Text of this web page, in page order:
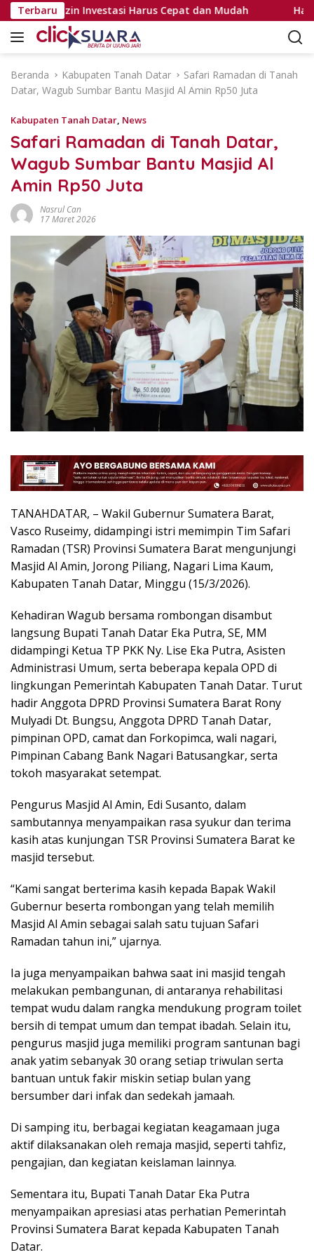
a
Terbaru
Izin Investasi Harus Cepat dan Mudah Hanya
Beranda Kabupaten Tanah Datar
Safari Ramadan di Tanah
Datar, Wagub Sumbar Bantu Masjid Al Amin Rp50 Juta
Kabupaten Tanah Datar, News
Safari Ramadan di Tanah Datar,
Wagub Sumbar Bantu Masjid Al
Amin Rp50 Juta
Nasrul Can
17 Maret 2026
TANAHDATAR, – Wakil Gubernur Sumatera Barat,
Vasco Ruseimy, didampingi istri memimpin Tim Safari
Ramadan (TSR) Provinsi Sumatera Barat mengunjungi
Masjid Al Amin, Jorong Piliang, Nagari Lima Kaum,
Kabupaten Tanah Datar, Minggu (15/3/2026).
Kehadiran Wagub bersama rombongan disambut
langsung Bupati Tanah Datar Eka Putra, SE, MM
didampingi Ketua TP PKK Ny. Lise Eka Putra, Asisten
Administrasi Umum, serta beberapa kepala OPD di
lingkungan Pemerintah Kabupaten Tanah Datar. Turut
hadir Anggota DPRD Provinsi Sumatera Barat Rony
Mulyadi Dt. Bungsu, Anggota DPRD Tanah Datar,
pimpinan OPD, camat dan Forkopimca, wali nagari,
Pimpinan Cabang Bank Nagari Batusangkar, serta
tokoh masyarakat setempat.
Pengurus Masjid Al Amin, Edi Susanto, dalam
sambutannya menyampaikan rasa syukur dan terima
kasih atas kunjungan TSR Provinsi Sumatera Barat ke
masjid tersebut.
“Kami sangat berterima kasih kepada Bapak Wakil
Gubernur beserta rombongan yang telah memilih
Masjid Al Amin sebagai salah satu tujuan Safari
Ramadan tahun ini,” ujarnya.
Ia juga menyampaikan bahwa saat ini masjid tengah
melakukan pembangunan, di antaranya rehabilitasi
tempat wudu dalam rangka mendukung program toilet
bersih di tempat umum dan tempat ibadah. Selain itu,
pengurus masjid juga memiliki program santunan bagi
anak yatim sebanyak 30 orang setiap triwulan serta
bantuan untuk fakir miskin setiap bulan yang
bersumber dari infak dan sedekah jamaah.
Di samping itu, berbagai kegiatan keagamaan juga
aktif dilaksanakan oleh remaja masjid, seperti tahfiz,
pengajian, dan kegiatan keislaman lainnya.
Sementara itu, Bupati Tanah Datar Eka Putra
menyampaikan apresiasi atas perhatian Pemerintah
Provinsi Sumatera Barat kepada Kabupaten Tanah
Datar.